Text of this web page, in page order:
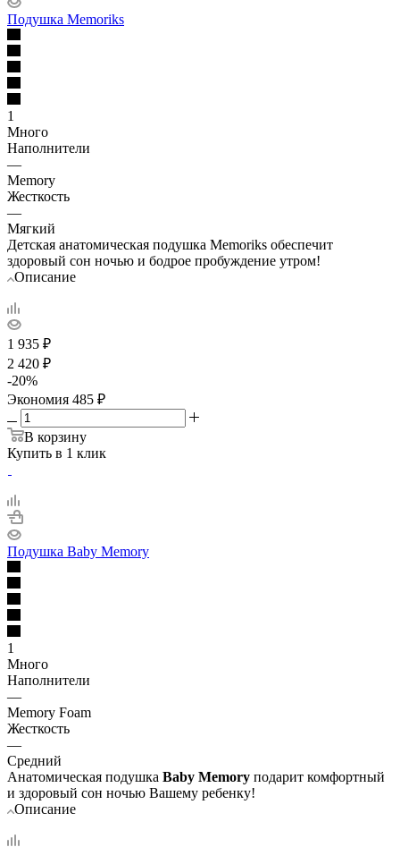
Подушка Memoriks
1
Много
Наполнители
—
Memory
Жесткость
—
Мягкий
Детская анатомическая подушка Memoriks обеспечит
здоровый сон ночью и бодрое пробуждение утром!
Описание
1 935 ₽
2 420 ₽
-20%
Экономия 485 ₽
В корзину
Купить в 1 клик
Подушка Baby Memory
1
Много
Наполнители
—
Memory Foam
Жесткость
—
Средний
Анатомическая подушка Baby Memory подарит комфортный
и здоровый сон ночью Вашему ребенку!
Описание